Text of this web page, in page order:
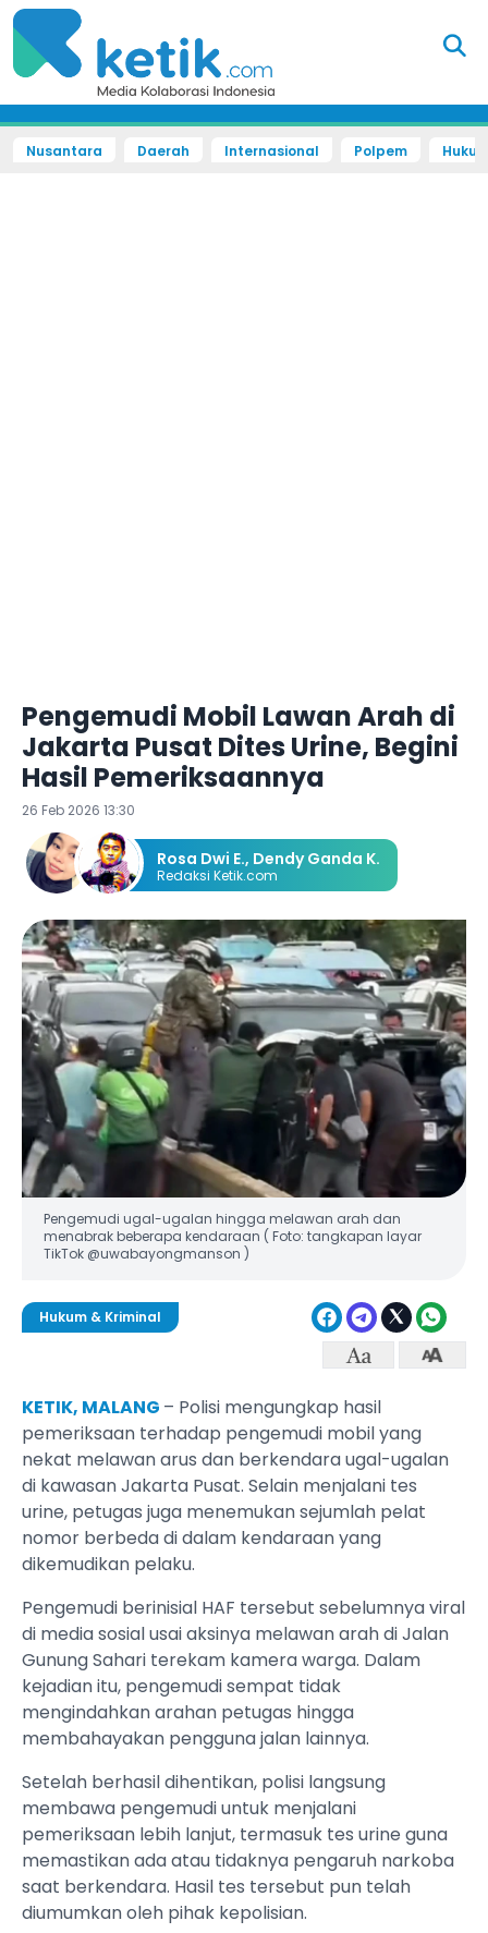
Nusantara Daerah Internasional Polpem
Pengemudi Mobil Lawan Arah di
Jakarta Pusat Dites Urine, Begini
Hasil Pemeriksaannya
26 Feb 2026 13:30
Rosa Dwi E., Dendy Ganda K.
Redaksi Ketik.com
Pengemudi ugal-ugalan hingga melawan arah dan
menabrak beberapa kendaraan ( Foto: tangkapan layar
TikTok @uwabayongmanson )
Hukum & Kriminal
KETIK, MALANG – Polisi mengungkap hasil
pemeriksaan terhadap pengemudi mobil yang
nekat melawan arus dan berkendara ugal-ugalan
di kawasan Jakarta Pusat. Selain menjalani tes
urine, petugas juga menemukan sejumlah pelat
nomor berbeda di dalam kendaraan yang
dikemudikan pelaku.
Pengemudi berinisial HAF tersebut sebelumnya viral
di media sosial usai aksinya melawan arah di Jalan
Gunung Sahari terekam kamera warga. Dalam
kejadian itu, pengemudi sempat tidak
mengindahkan arahan petugas hingga
membahayakan pengguna jalan lainnya.
Setelah berhasil dihentikan, polisi langsung
membawa pengemudi untuk menjalani
pemeriksaan lebih lanjut, termasuk tes urine guna
memastikan ada atau tidaknya pengaruh narkoba
saat berkendara. Hasil tes tersebut pun telah
diumumkan oleh pihak kepolisian.